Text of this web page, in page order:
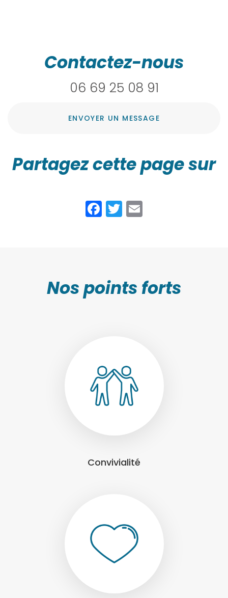
Contactez-nous
06 69 25 08 91
ENVOYER UN MESSAGE
Partagez cette page sur
Facebook
Twitter
Nos points forts
Convivialité